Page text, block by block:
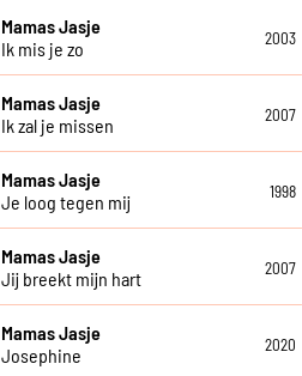
Mamas Jasje
Ik mis je zo
2003
Mamas Jasje
Ik zal je missen
2007
Mamas Jasje
Je loog tegen mij
1998
Mamas Jasje
Jij breekt mijn hart
2007
Mamas Jasje
Josephine
2020